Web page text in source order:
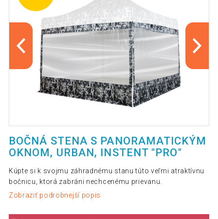
BOČNÁ STENA S PANORAMATICKÝM
OKNOM, URBAN, INSTENT "PRO"
Kúpte si k svojmu záhradnému stanu túto veľmi atraktívnu
bočnicu, ktorá zabráni nechcenému prievanu.
Zobraziť podrobnejší popis